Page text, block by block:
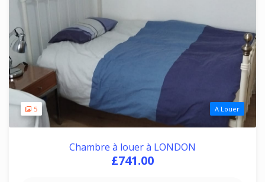
5 A Louer
Chambre à louer à LONDON
£741.00